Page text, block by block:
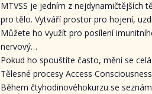
MTVSS je jedním z nejdynamičtějších
pro tělo. Vytváří prostor pro hojení,
Můžete ho využít pro posílení
nervový…
Pokud ho spouštíte často, mění se
Tělesné procesy Access
Během čtyhodinovéhokurzu se